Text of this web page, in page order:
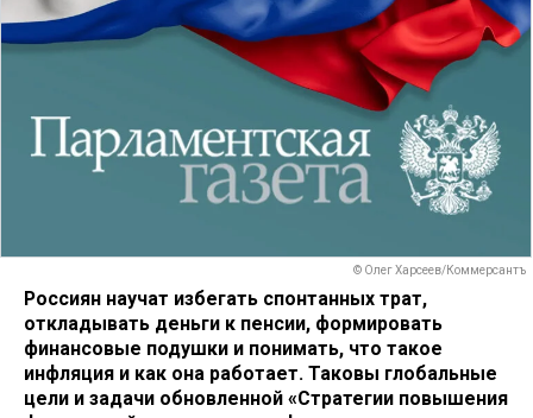
© Олег Харсеев/Коммерсантъ
Россиян научат избегать спонтанных трат,
откладывать деньги к пенсии, формировать
финансовые подушки и понимать, что такое
инфляция и как она работает. Таковы глобальные
цели и задачи обновленной «Стратегии повышения